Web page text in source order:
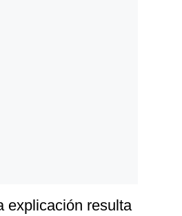
explicación resulta